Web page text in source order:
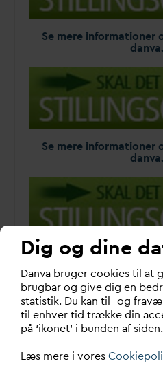
Se mere informationer
danv
Se mere informationer
danv
Se mere informationer
danv
Dig og dine
Danva bruger cookies til at
brugbar og give dig en
statistik. Du kan til- og
til enhver tid trække din
på ‘ikonet’ i bunden af siden.
Læs mere i vores